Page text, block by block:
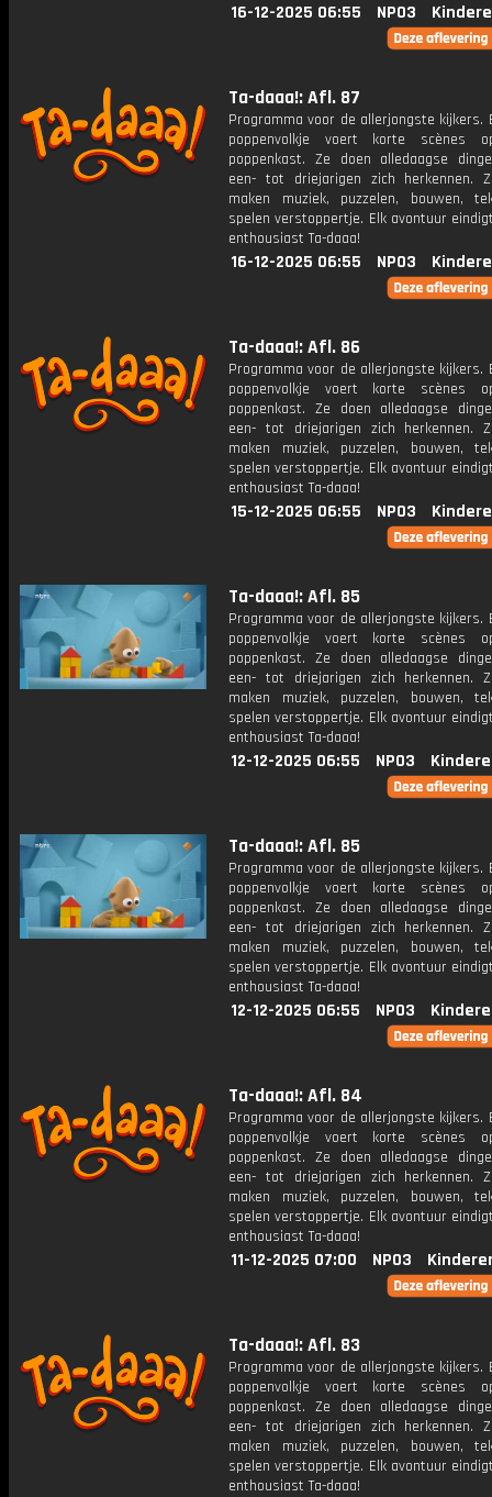
16-12-2025 06:55 NPO3
Ta-daaa!: Afl. 87
Programma voor de allerjongste kijkers.
poppenvolkje voert korte scènes
poppenkast. Ze doen alledaagse
een- tot driejarigen zich herkennen.
maken muziek, puzzelen, bouwen,
spelen verstoppertje. Elk avontuur
enthousiast Ta-daaa!
16-12-2025 06:55 NPO3
Ta-daaa!: Afl. 86
Programma voor de allerjongste kijkers.
poppenvolkje voert korte scènes
poppenkast. Ze doen alledaagse
een- tot driejarigen zich herkennen.
maken muziek, puzzelen, bouwen,
spelen verstoppertje. Elk avontuur
enthousiast Ta-daaa!
15-12-2025 06:55 NPO3
Ta-daaa!: Afl. 85
Programma voor de allerjongste kijkers.
poppenvolkje voert korte scènes
poppenkast. Ze doen alledaagse
een- tot driejarigen zich herkennen.
maken muziek, puzzelen, bouwen,
spelen verstoppertje. Elk avontuur
enthousiast Ta-daaa!
12-12-2025 06:55 NPO3
Ta-daaa!: Afl. 85
Programma voor de allerjongste kijkers.
poppenvolkje voert korte scènes
poppenkast. Ze doen alledaagse
een- tot driejarigen zich herkennen.
maken muziek, puzzelen, bouwen,
spelen verstoppertje. Elk avontuur
enthousiast Ta-daaa!
12-12-2025 06:55 NPO3
Ta-daaa!: Afl. 84
Programma voor de allerjongste kijkers.
poppenvolkje voert korte scènes
poppenkast. Ze doen alledaagse
een- tot driejarigen zich herkennen.
maken muziek, puzzelen, bouwen,
spelen verstoppertje. Elk avontuur
enthousiast Ta-daaa!
11-12-2025 07:00 NPO3
Ta-daaa!: Afl. 83
Programma voor de allerjongste kijkers.
poppenvolkje voert korte scènes
poppenkast. Ze doen alledaagse
een- tot driejarigen zich herkennen.
maken muziek, puzzelen, bouwen,
spelen verstoppertje. Elk avontuur
enthousiast Ta-daaa!